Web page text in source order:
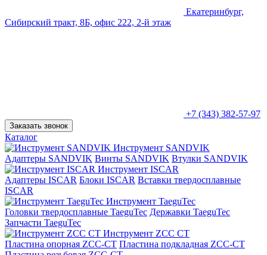
Екатеринбург,
Сибирский тракт, 8Б, офис 222, 2-й этаж
+7 (343) 382-57-97
Заказать звонок
Каталог
Инструмент SANDVIK
Адаптеры SANDVIK Винты SANDVIK Втулки SANDVIK
Инструмент ISCAR
Адаптеры ISCAR Блоки ISCAR Вставки твердосплавные
ISCAR
Инструмент TaeguTec
Головки твердосплавные TaeguTec Державки TaeguTec
Запчасти TaeguTec
Инструмент ZCС CT
Пластина опорная ZCC-CT Пластина подкладная ZCC-CT